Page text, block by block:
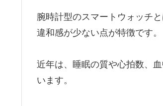
腕時計型のスマートウォッチ
違和感が少ない点が特徴です。
近年は、睡眠の質や心拍数、
います。